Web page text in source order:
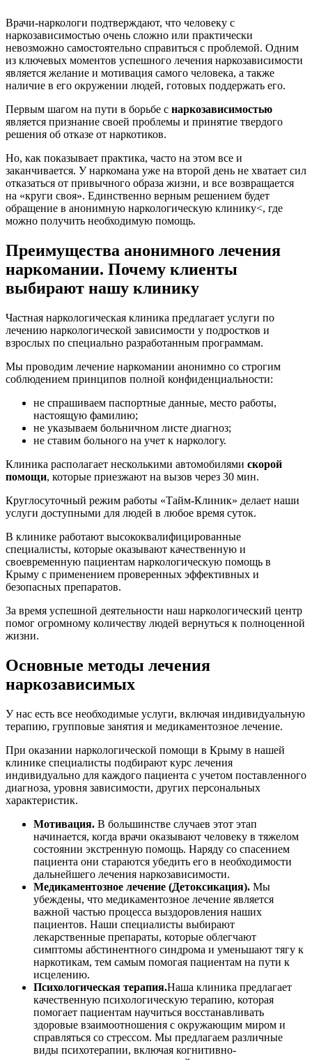
Врачи-наркологи подтверждают, что человеку с
наркозависимостью очень сложно или практически
невозможно самостоятельно справиться с проблемой. Одним
из ключевых моментов успешного лечения наркозависимости
является желание и мотивация самого человека, а также
наличие в его окружении людей, готовых поддержать его.
Первым шагом на пути в борьбе с наркозависимостью
является признание своей проблемы и принятие твердого
решения об отказе от наркотиков.
Но, как показывает практика, часто на этом все и
заканчивается. У наркомана уже на второй день не хватает сил
отказаться от привычного образа жизни, и все возвращается
на «круги своя». Единственно верным решением будет
обращение в анонимную наркологическую клинику<, где
можно получить необходимую помощь.
Преимущества анонимного лечения
наркомании. Почему клиенты
выбирают нашу клинику
Частная наркологическая клиника предлагает услуги по
лечению наркологической зависимости у подростков и
взрослых по специально разработанным программам.
Мы проводим лечение наркомании анонимно со строгим
соблюдением принципов полной конфиденциальности:
не спрашиваем паспортные данные, место работы,
настоящую фамилию;
не указываем больничном листе диагноз;
не ставим больного на учет к наркологу.
Клиника располагает несколькими автомобилями скорой
помощи, которые приезжают на вызов через 30 мин.
Круглосуточный режим работы «Тайм-Клиник» делает наши
услуги доступными для людей в любое время суток.
В клинике работают высококвалифицированные
специалисты, которые оказывают качественную и
своевременную пациентам наркологическую помощь в
Крыму с применением проверенных эффективных и
безопасных препаратов.
За время успешной деятельности наш наркологический центр
помог огромному количеству людей вернуться к полноценной
жизни.
Основные методы лечения
наркозависимых
У нас есть все необходимые услуги, включая индивидуальную
терапию, групповые занятия и медикаментозное лечение.
При оказании наркологической помощи в Крыму в нашей
клинике специалисты подбирают курс лечения
индивидуально для каждого пациента с учетом поставленного
диагноза, уровня зависимости, других персональных
характеристик.
Мотивация. В большинстве случаев этот этап
начинается, когда врачи оказывают человеку в тяжелом
состоянии экстренную помощь. Наряду со спасением
пациента они стараются убедить его в необходимости
дальнейшего лечения наркозависимости.
Медикаментозное лечение (Детоксикация). Мы
убеждены, что медикаментозное лечение является
важной частью процесса выздоровления наших
пациентов. Наши специалисты выбирают
лекарственные препараты, которые облегчают
симптомы абстинентного синдрома и уменьшают тягу к
наркотикам, тем самым помогая пациентам на пути к
исцелению.
Психологическая терапия.Наша клиника предлагает
качественную психологическую терапию, которая
помогает пациентам научиться восстанавливать
здоровые взаимоотношения с окружающим миром и
справляться со стрессом. Мы предлагаем различные
виды психотерапии, включая когнитивно-